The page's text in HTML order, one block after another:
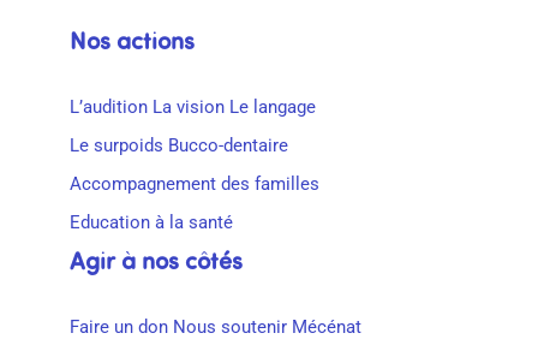
Nos actions
L’audition La vision Le langage
Le surpoids Bucco-dentaire
Accompagnement des familles
Education à la santé
Agir à nos côtés
Faire un don Nous soutenir Mécénat